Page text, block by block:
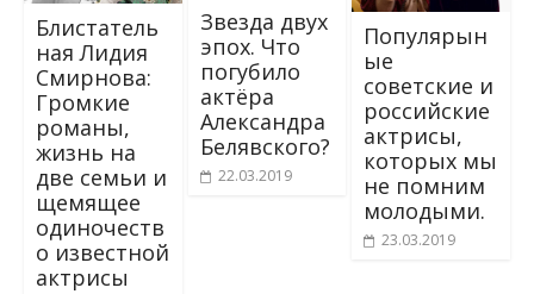
Блистатель
ная Лидия
Смирнова:
Громкие
романы,
жизнь на
две семьи и
щемящее
одиночеств
о известной
актрисы
Звезда двух
эпох. Что
погубило
актёра
Александра
Белявского?
22.03.2019
Популярын
ые
советские и
российские
актрисы,
которых мы
не помним
молодыми.
23.03.2019